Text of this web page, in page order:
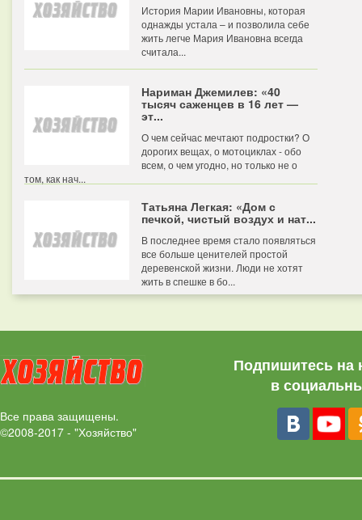
История Марии Ивановны, которая
однажды устала – и позволила себе
жить легче Мария Ивановна всегда
считала...
Нариман Джемилев: «40
тысяч саженцев в 16 лет —
эт...
О чем сейчас мечтают подростки? О
дорогих вещах, о мотоциклах - обо
всем, о чем угодно, но только не о
том, как нач...
Татьяна Легкая: «Дом с
печкой, чистый воздух и нат...
В последнее время стало появляться
все больше ценителей простой
деревенской жизни. Люди не хотят
жить в спешке в бо...
Все права защищены.
©2008-2017 - "Хозяйство"
Подпишитесь на
в